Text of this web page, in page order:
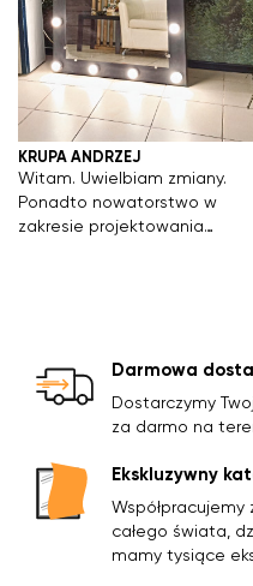
KRUPA ANDRZEJ
Witam. Uwielbiam zmiany.
Ponadto nowatorstwo w
zakresie projektowania
zachwycony, pięknem i
rozmaitością fototapet.
Cena i jakość były bardziej
realizacji mile mnie
zaskoczył. Dziękuję za
wszystko.
Darmowa
Dostarczymy
za darmo na
Ekskluzywny
całego świata,
mamy tysiące